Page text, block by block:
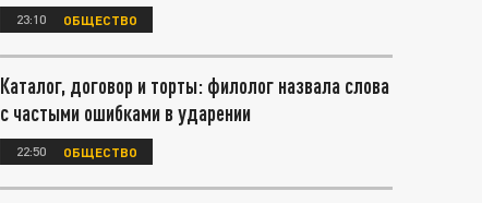
23:10 ОБЩЕСТВО
Каталог, договор и торты: филолог назвала слова
с частыми ошибками в ударении
22:50 ОБЩЕСТВО